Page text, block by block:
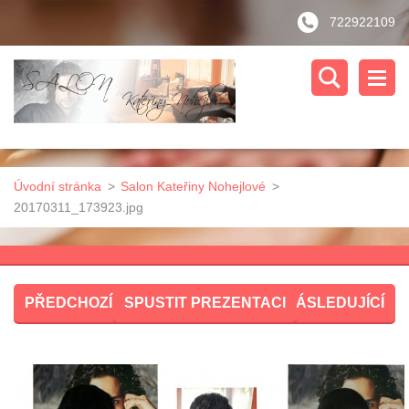
722922109
Úvodní stránka > Salon Kateřiny Nohejlové >
20170311_173923.jpg
PŘEDCHOZÍ SPUSTIT PREZENTACI NÁSLEDUJÍCÍ